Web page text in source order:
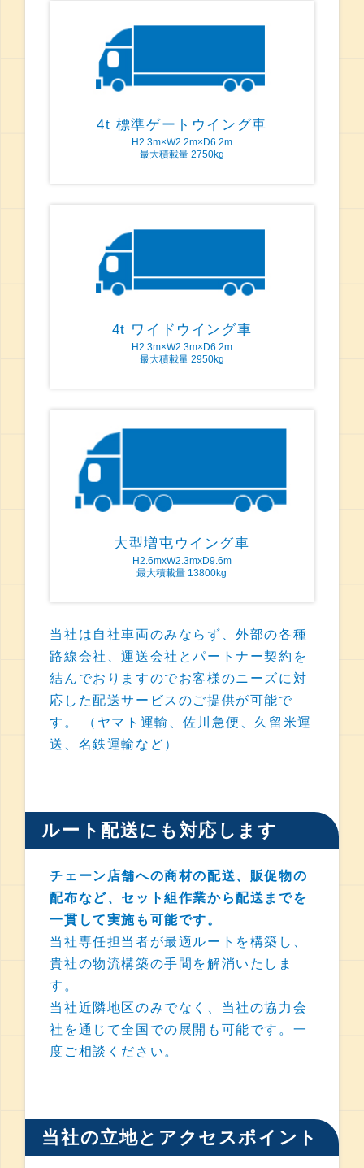
4t 標準ゲートウイング車
H2.3m×W2.2m×D6.2m
最大積載量 2750kg
4t ワイドウイング車
H2.3m×W2.3m×D6.2m
最大積載量 2950kg
大型増屯ウイング車
H2.6mxW2.3mxD9.6m
最大積載量 13800kg
当社は自社車両のみならず、外部の各種
路線会社、運送会社とパートナー契約を
結んでおりますのでお客様のニーズに対
応した配送サービスのご提供が可能で
す。 （ヤマト運輸、佐川急便、久留米運
送、名鉄運輸など）
ルート配送にも対応します
チェーン店舗への商材の配送、販促物の
配布など、セット組作業から配送までを
一貫して実施も可能です。
当社専任担当者が最適ルートを構築し、
貴社の物流構築の手間を解消いたしま
す。
当社近隣地区のみでなく、当社の協力会
社を通じて全国での展開も可能です。一
度ご相談ください。
当社の立地とアクセスポイント